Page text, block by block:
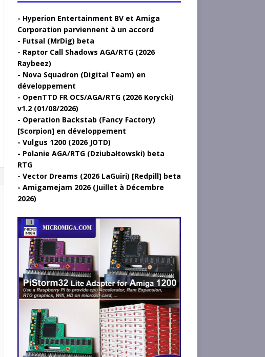
Hyperion Entertainment BV et Amiga
Corporation parviennent à un accord
Futsal (MrDig) beta
Raptor Call Shadows AGA/RTG (2026
Raybeez)
Nova Squadron (Digital Team) en
développement
OpenTTD FR OCS/AGA/RTG (2026 Korycki)
v1.2 (01/08/2026)
Operation Backstab (Fancy Factory)
[Scorpion] en développement
Vulgus 1200 (2026 JOTD)
Polanie AGA/RTG (Dziubałtowski) beta
RTG
Vector Dreams (2026 LaGuiri) [Redpill] beta
Amigamejam 2026 (Juillet à Décembre
2026)